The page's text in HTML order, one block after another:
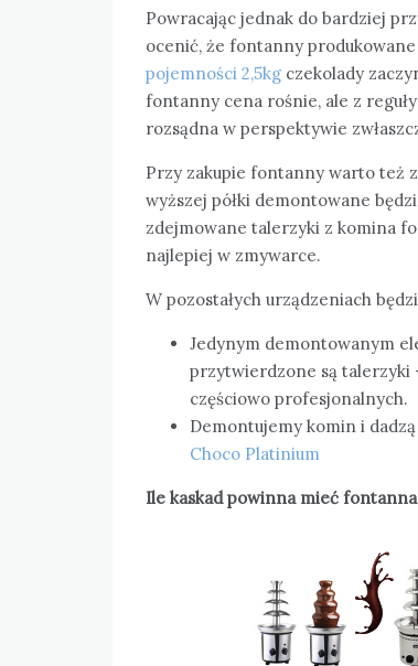
Powracając jednak do bardziej
ocenić, że fontanny
pojemności 2,5kg czekolady
fontanny cena rośnie, ale z
rozsądna w perspektywie
Przy zakupie fontanny warto też
wyższej półki demontowane
zdejmowane talerzyki z komina
najlepiej w zmywarce.
W pozostałych urządzeniach
Jedynym demontowanym
przytwierdzone są talerzyki
częściowo profesjonalnych.
Demontujemy komin i
Choco Platinium
Ile kaskad powinna mieć